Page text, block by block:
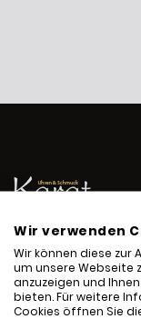
Marktplatz 16
75015 Bretten
info@karat-
Wir verwenden
Wir können diese zur
um unsere Webseite
anzuzeigen und
bieten. Für weitere
Cookies öffnen Sie